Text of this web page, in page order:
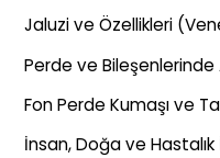
Jaluzi ve Özellikleri
Perde ve Bileşenlerinde
Fon Perde Kumaşı ve
İnsan, Doğa ve Hastalık